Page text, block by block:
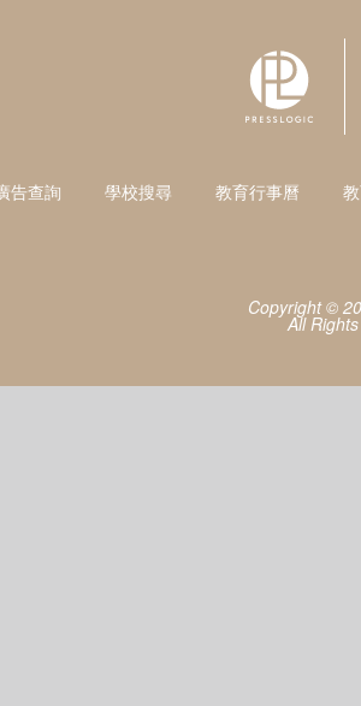
告查詢 學校搜尋 教育行事曆
Copyright ©
All